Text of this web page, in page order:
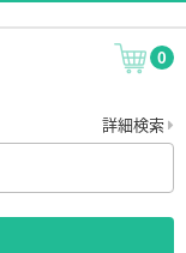
0
詳細検索